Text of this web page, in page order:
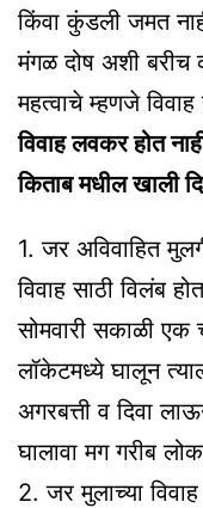
किंवा कुंडली जमत
मंगळ दोष अशी
महत्वाचे म्हणजे विवाह
विवाह लवकर होत
किताब मधील खाली
1. जर अविवाहित
विवाह साठी विलंब
सोमवारी सकाळी एक
लॉकेटमध्ये घालून
अगरबत्ती व दिवा
घालावा मग गरीब
2. जर मुलाच्या